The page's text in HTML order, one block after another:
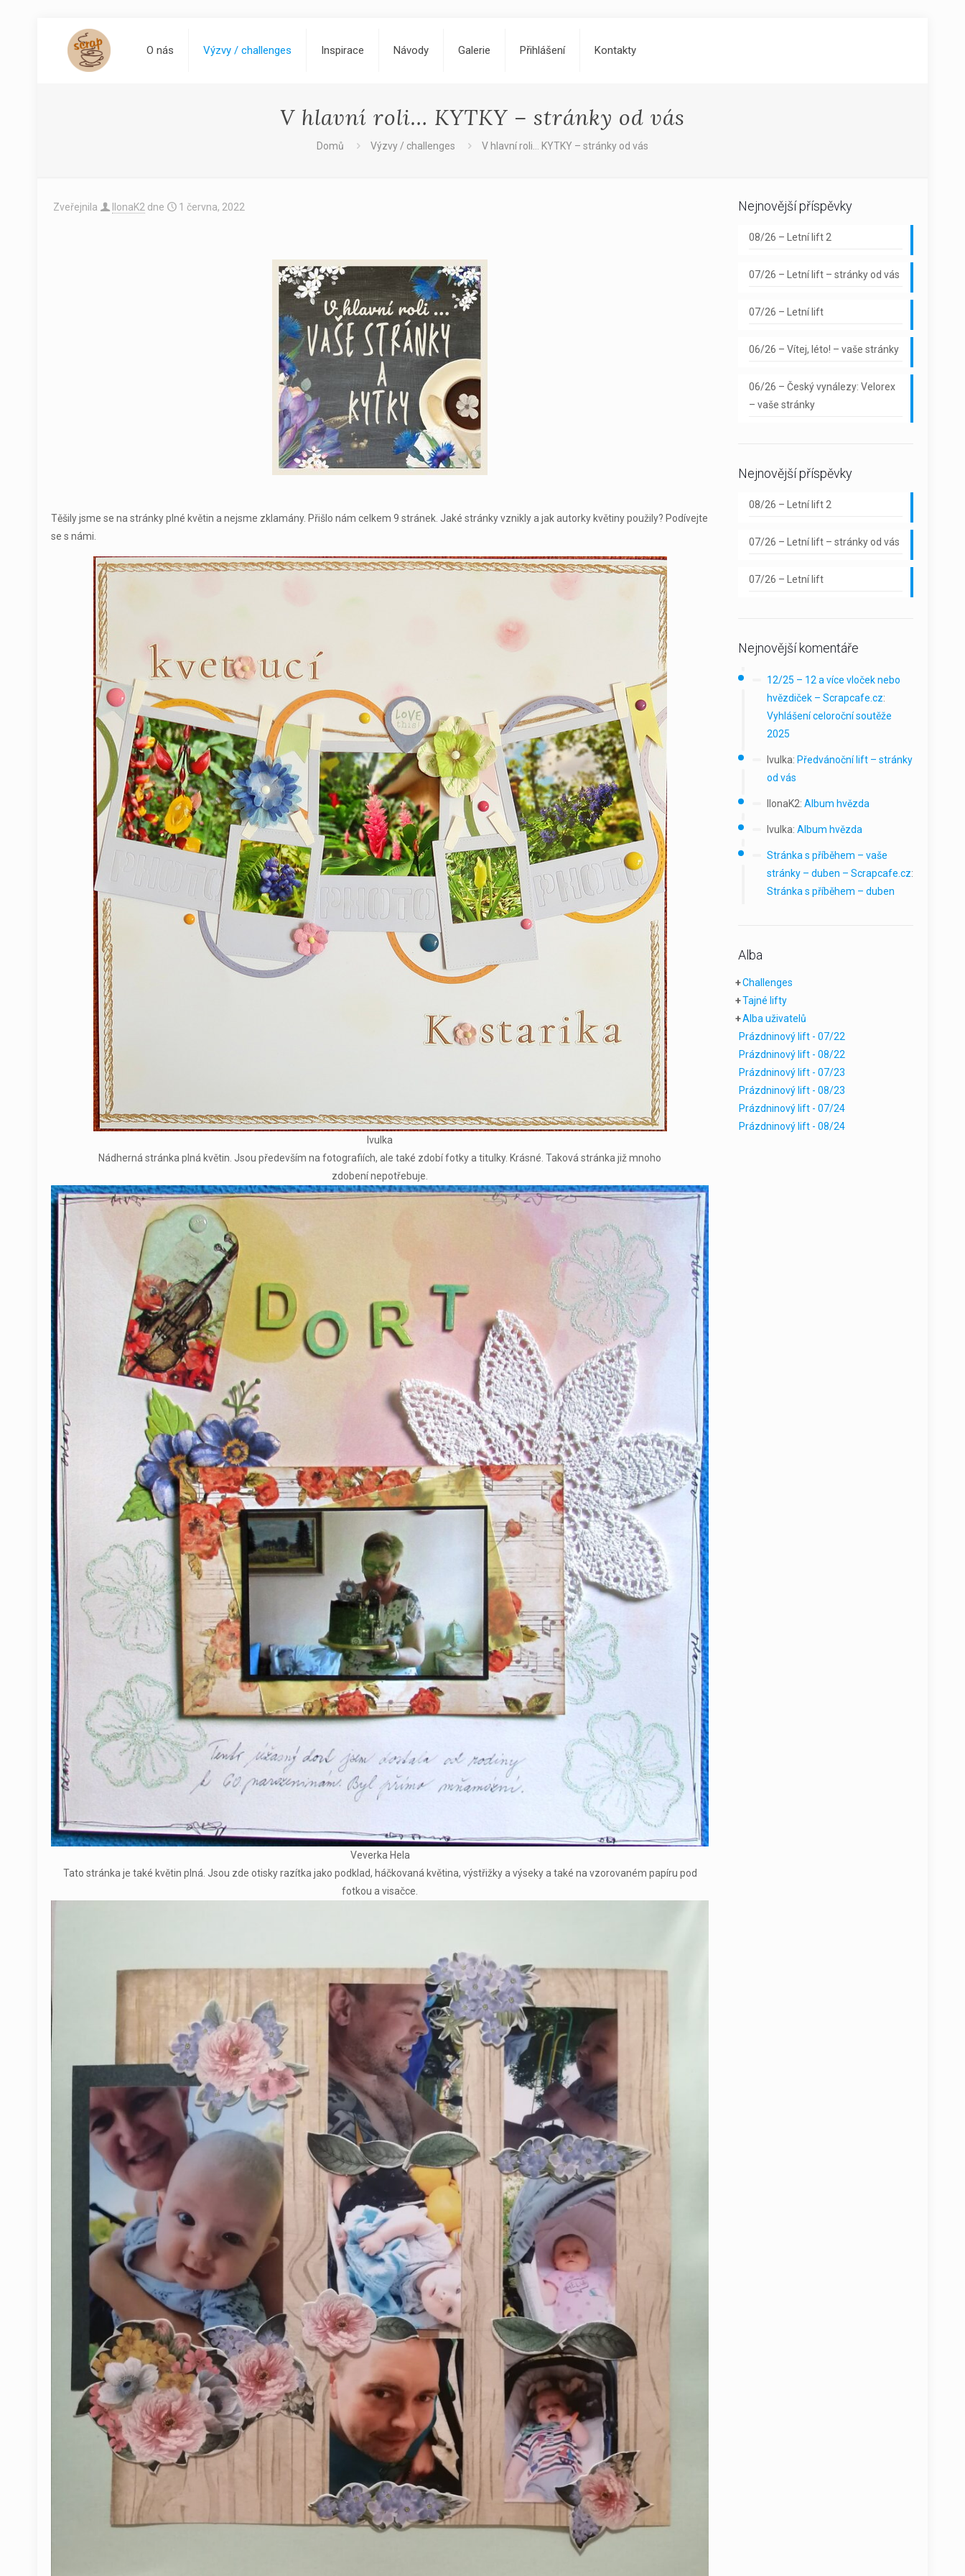
O nás Výzvy / challenges Inspirace Návody Galerie Přihlášení Kontakty
V hlavní roli… KYTKY – stránky od vás
Domů Výzvy / challenges V hlavní roli… KYTKY – stránky od vás
Zveřejnila IlonaK2 dne 1 června, 2022
Těšily jsme se na stránky plné květin a nejsme zklamány. Přišlo nám celkem 9 stránek. Jaké stránky vznikly a jak autorky květiny použily? Podívejte
se s námi.
Ivulka
Nádherná stránka plná květin. Jsou především na fotografiích, ale také zdobí fotky a titulky. Krásné. Taková stránka již mnoho
zdobení nepotřebuje.
Veverka Hela
Tato stránka je také květin plná. Jsou zde otisky razítka jako podklad, háčkovaná květina, výstřižky a výseky a také na vzorovaném papíru pod
fotkou a visačce.
Nejnovější příspěvky
08/26 – Letní lift 2
07/26 – Letní lift – stránky od vás
07/26 – Letní lift
06/26 – Vítej, léto! – vaše stránky
06/26 – Český vynálezy: Velorex
– vaše stránky
Nejnovější příspěvky
08/26 – Letní lift 2
07/26 – Letní lift – stránky od vás
07/26 – Letní lift
Nejnovější komentáře
12/25 – 12 a více vloček nebo
hvězdiček – Scrapcafe.cz:
Vyhlášení celoroční soutěže
2025
Ivulka: Předvánoční lift – stránky
od vás
IlonaK2: Album hvězda
Ivulka: Album hvězda
Stránka s příběhem – vaše
stránky – duben – Scrapcafe.cz:
Stránka s příběhem – duben
Alba
+Challenges
+Tajné lifty
+Alba uživatelů
Prázdninový lift - 07/22
Prázdninový lift - 08/22
Prázdninový lift - 07/23
Prázdninový lift - 08/23
Prázdninový lift - 07/24
Prázdninový lift - 08/24